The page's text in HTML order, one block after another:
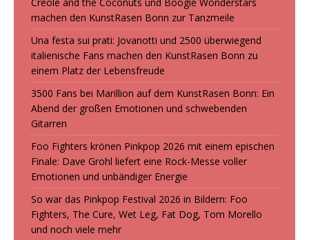
machen den KunstRasen Bonn zur Tanzmeile
Una festa sui prati: Jovanotti und 2500 überwiegend
italienische Fans machen den KunstRasen Bonn zu
einem Platz der Lebensfreude
3500 Fans bei Marillion auf dem KunstRasen Bonn: Ein
Abend der großen Emotionen und schwebenden
Gitarren
Foo Fighters krönen Pinkpop 2026 mit einem epischen
Finale: Dave Grohl liefert eine Rock-Messe voller
Emotionen und unbändiger Energie
So war das Pinkpop Festival 2026 in Bildern: Foo
Fighters, The Cure, Wet Leg, Fat Dog, Tom Morello
und noch viele mehr